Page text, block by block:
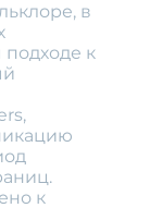
в
к
к